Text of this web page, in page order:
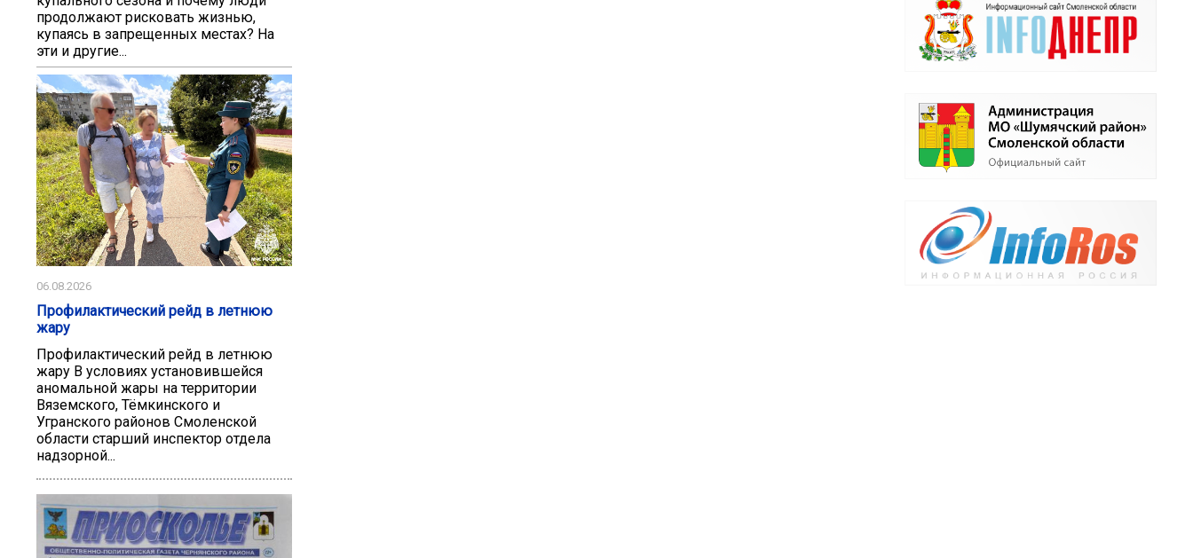
продолжают рисковать жизнью,
купаясь в запрещенных местах? На
эти и другие...
06.08.2026
Профилактический рейд в летнюю
жару
Профилактический рейд в летнюю
жару В условиях установившейся
аномальной жары на территории
Вяземского, Тёмкинского и
Угранского районов Смоленской
области старший инспектор отдела
надзорной...